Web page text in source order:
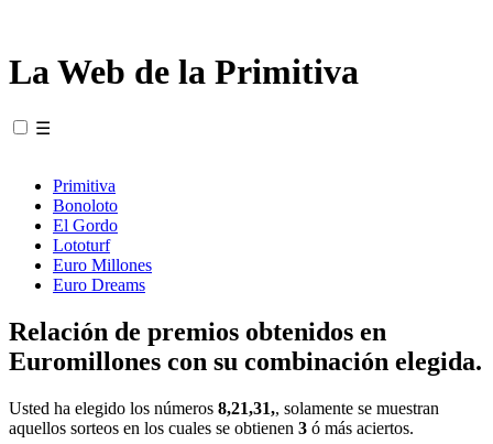
La Web de la Primitiva
☰
Primitiva
Bonoloto
El Gordo
Lototurf
Euro Millones
Euro Dreams
Relación de premios obtenidos en
Euromillones con su combinación elegida.
Usted ha elegido los números 8,21,31,, solamente se muestran
aquellos sorteos en los cuales se obtienen 3 ó más aciertos.